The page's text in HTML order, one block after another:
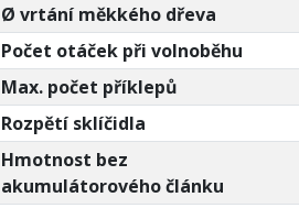
Ø vrtání měkkého dřeva
Počet otáček při volnoběhu
Max. počet příklepů
Rozpětí sklíčidla
Hmotnost bez
akumulátorového článku